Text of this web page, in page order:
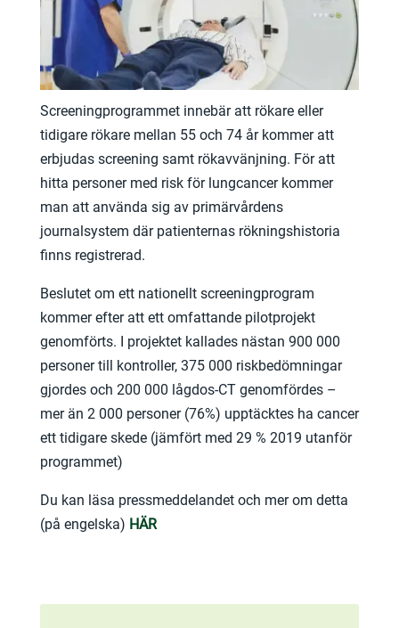
Screeningprogrammet innebär att rökare eller
tidigare rökare mellan 55 och 74 år kommer att
erbjudas screening samt rökavvänjning. För att
hitta personer med risk för lungcancer kommer
man att använda sig av primärvårdens
journalsystem där patienternas rökningshistoria
finns registrerad.
Beslutet om ett nationellt screeningprogram
kommer efter att ett omfattande pilotprojekt
genomförts. I projektet kallades nästan 900 000
personer till kontroller, 375 000 riskbedömningar
gjordes och 200 000 lågdos-CT genomfördes –
mer än 2 000 personer (76%) upptäcktes ha cancer
ett tidigare skede (jämfört med 29 % 2019 utanför
programmet)
Du kan läsa pressmeddelandet och mer om detta
(på engelska) HÄR